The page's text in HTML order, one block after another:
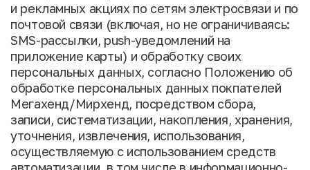
и рекламных акциях по сетям электросвязи и по
почтовой связи (включая, но не ограничиваясь:
SMS-рассылки, push-уведомлений на
приложение карты) и обработку своих
персональных данных, согласно Положению об
обработке персональных данных покпателей
Мегахенд/Мирхенд, посредством сбора,
записи, систематизации, накопления, хранения,
уточнения, извлечения, использования,
осуществляемую с использованием средств